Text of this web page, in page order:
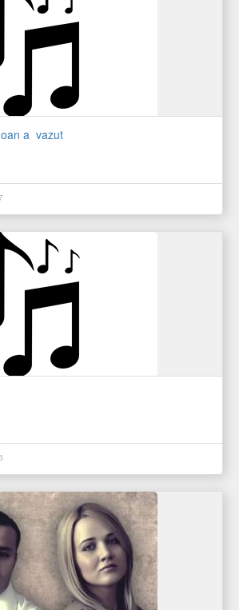
a vazut